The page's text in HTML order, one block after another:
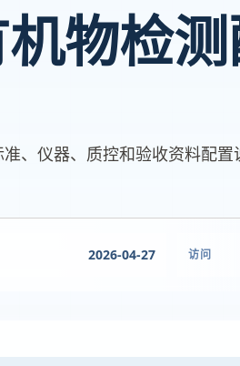
物检
、仪器、质控和验收资料配置
2026-04-27 访问